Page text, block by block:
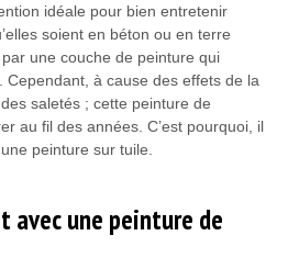
idéale pour bien entretenir
soient en béton ou en terre
une couche de peinture qui
Cependant, à cause des effets de la
saletés ; cette peinture de
au fil des années. C’est pourquoi, il
peinture sur tuile.
une peinture de